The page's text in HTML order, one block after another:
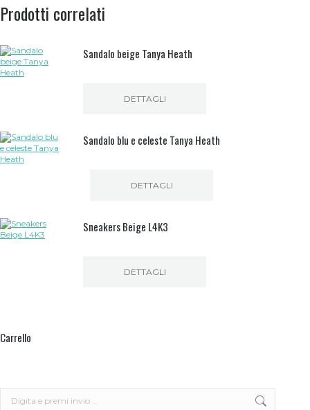
Prodotti correlati
Sandalo beige Tanya Heath
DETTAGLI
Sandalo blu e celeste Tanya Heath
DETTAGLI
Sneakers Beige L4K3
DETTAGLI
scelte
nella
Carrello